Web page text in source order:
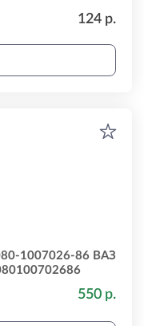
124 р.
1007026-86 ВАЗ
550 р.